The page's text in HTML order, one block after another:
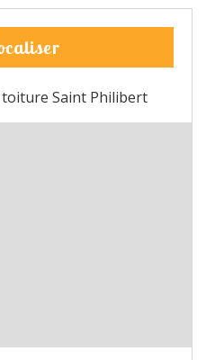
Saint Philibert